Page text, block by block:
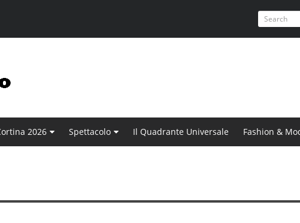
2026 Spettacolo Il Quadrante Universale Fashion &